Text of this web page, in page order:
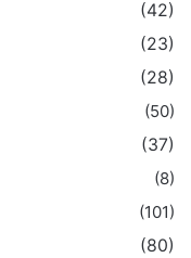
(42)
(23)
(28)
(50)
(37)
(8)
(101)
(80)